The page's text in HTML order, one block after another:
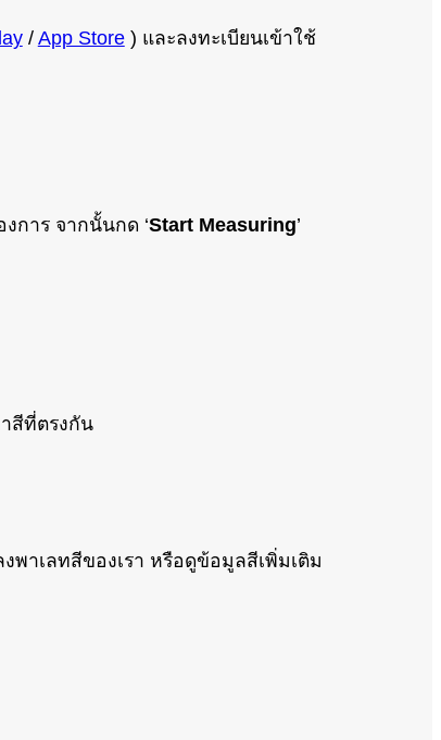
/ App Store) และลงทะเบียนเข้าใช้
งการ จากนั้นกด ‘Start Measuring’
สีที่ตรงกัน
พาเลทสีของเรา หรือดูข้อมูลสีเพิ่มเติม